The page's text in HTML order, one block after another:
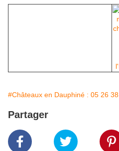
#Châteaux en Dauphiné : 05 26 38
Partager